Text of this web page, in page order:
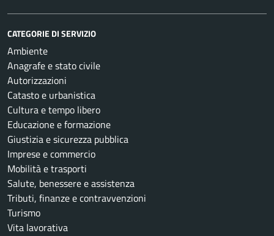
CATEGORIE DI SERVIZIO
Ambiente
Anagrafe e stato civile
Autorizzazioni
Catasto e urbanistica
Cultura e tempo libero
Educazione e formazione
Giustizia e sicurezza pubblica
Imprese e commercio
Mobilità e trasporti
Salute, benessere e assistenza
Tributi, finanze e contravvenzioni
Turismo
Vita lavorativa